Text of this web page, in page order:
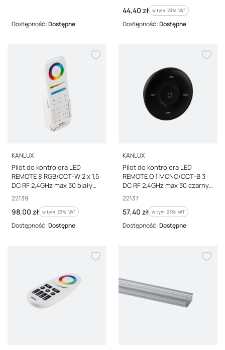
Dostępność:Dostępne
Cena brutto
44,40 zł w tym %s VAT
w tym 23% VAT
Dostępność:Dostępne
PRODUCENT
KANLUX
Pilot do kontrolera LED
REMOTE 8 RGB/CCT-W 2 x 1,5
DC RF 2,4GHz max 30 biały
22139
Kod producenta
22139
Cena brutto
98,00 zł w tym %s VAT
w tym 23% VAT
Dostępność:Dostępne
PRODUCENT
KANLUX
Pilot do kontrolera LED
REMOTE O 1 MONO/CCT-B 3
DC RF 2,4GHz max 30 czarny
22137
Kod producenta
22137
Cena brutto
57,40 zł w tym %s VAT
w tym 23% VAT
Dostępność:Dostępne